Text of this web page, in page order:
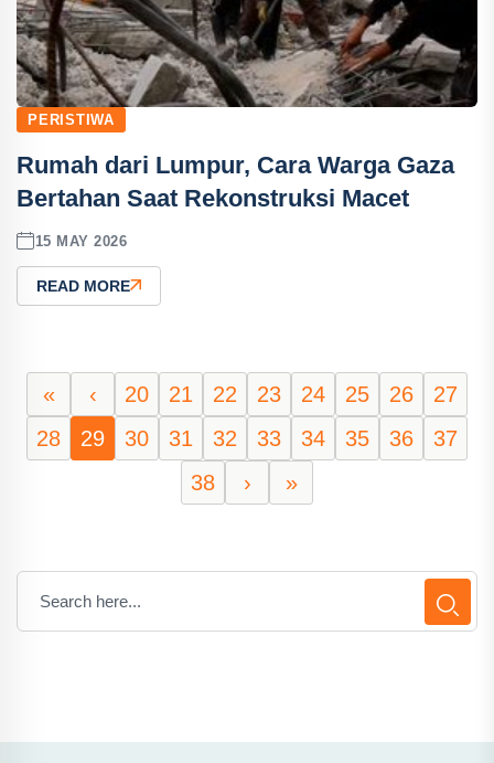
PERISTIWA
Rumah dari Lumpur, Cara Warga Gaza
Bertahan Saat Rekonstruksi Macet
15 MAY 2026
READ MORE
« ‹ 20 21 22 23 24 25 26
27
28
29 30 31 32 33 34 35 36
37
38
› »